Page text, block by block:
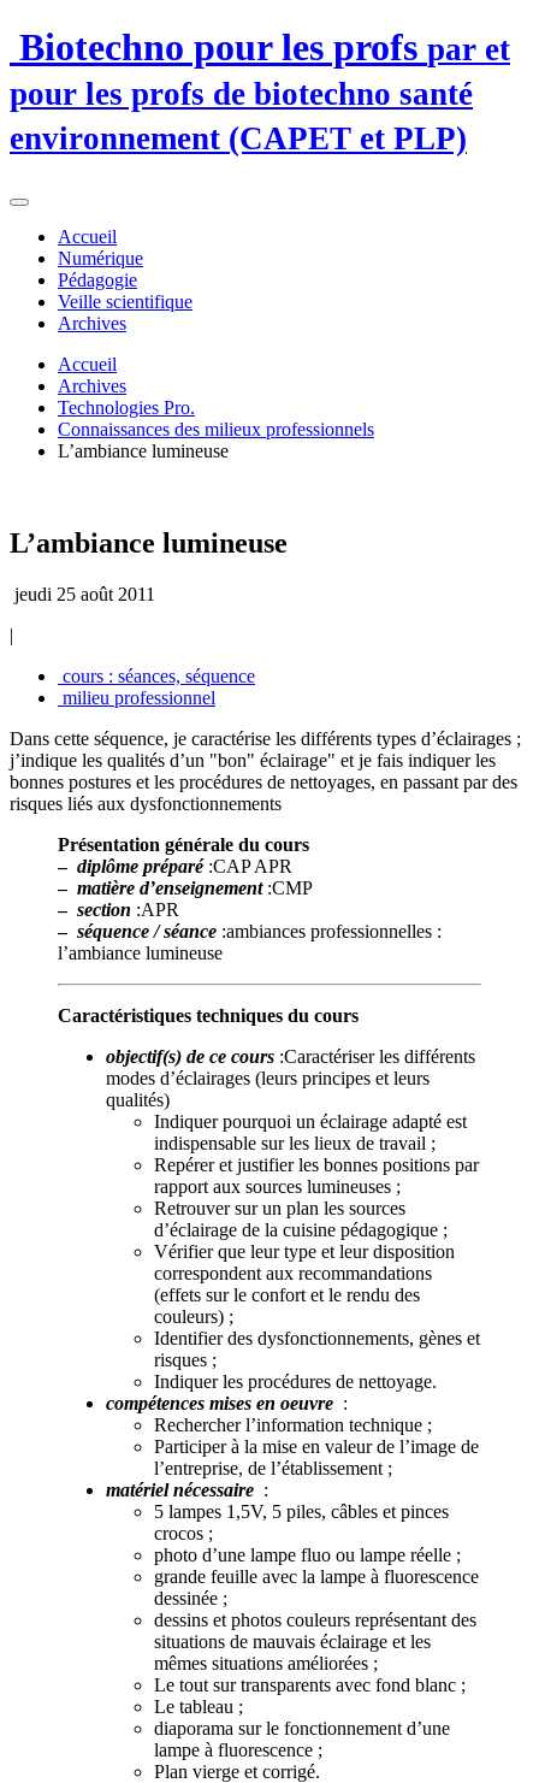
Biotechno pour les profs par et
pour les profs de biotechno santé
environnement (CAPET et PLP)
Accueil
Numérique
Pédagogie
Veille scientifique
Archives
Accueil
Archives
Technologies Pro.
Connaissances des milieux professionnels
L’ambiance lumineuse
L’ambiance lumineuse
jeudi 25 août 2011
|
cours : séances, séquence
milieu professionnel
Dans cette séquence, je caractérise les différents types d’éclairages ;
j’indique les qualités d’un "bon" éclairage" et je fais indiquer les
bonnes postures et les procédures de nettoyages, en passant par des
risques liés aux dysfonctionnements
Présentation générale du cours
– diplôme préparé :CAP APR
– matière d’enseignement :CMP
– section :APR
– séquence / séance :ambiances professionnelles :
l’ambiance lumineuse
Caractéristiques techniques du cours
objectif(s) de ce cours :Caractériser les différents
modes d’éclairages (leurs principes et leurs
qualités)
Indiquer pourquoi un éclairage adapté est
indispensable sur les lieux de travail ;
Repérer et justifier les bonnes positions par
rapport aux sources lumineuses ;
Retrouver sur un plan les sources
d’éclairage de la cuisine pédagogique ;
Vérifier que leur type et leur disposition
correspondent aux recommandations
(effets sur le confort et le rendu des
couleurs) ;
Identifier des dysfonctionnements, gènes et
risques ;
Indiquer les procédures de nettoyage.
compétences mises en oeuvre :
Rechercher l’information technique ;
Participer à la mise en valeur de l’image de
l’entreprise, de l’établissement ;
matériel nécessaire :
5 lampes 1,5V, 5 piles, câbles et pinces
crocos ;
photo d’une lampe fluo ou lampe réelle ;
grande feuille avec la lampe à fluorescence
dessinée ;
dessins et photos couleurs représentant des
situations de mauvais éclairage et les
mêmes situations améliorées ;
Le tout sur transparents avec fond blanc ;
Le tableau ;
diaporama sur le fonctionnement d’une
lampe à fluorescence ;
Plan vierge et corrigé.